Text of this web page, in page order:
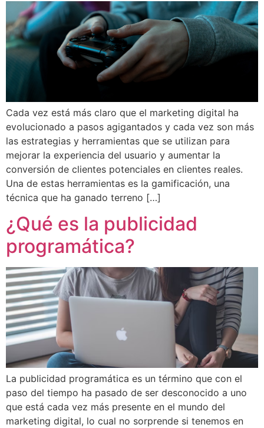
Cada vez está más claro que el marketing digital ha
evolucionado a pasos agigantados y cada vez son más
las estrategias y herramientas que se utilizan para
mejorar la experiencia del usuario y aumentar la
conversión de clientes potenciales en clientes reales.
Una de estas herramientas es la gamificación, una
técnica que ha ganado terreno […]
¿Qué es la publicidad
programática?
La publicidad programática es un término que con el
paso del tiempo ha pasado de ser desconocido a uno
que está cada vez más presente en el mundo del
marketing digital, lo cual no sorprende si tenemos en